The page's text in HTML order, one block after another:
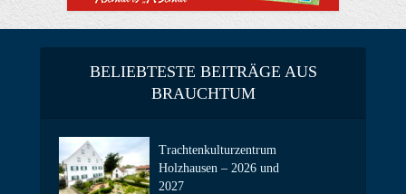
BELIEBTESTE BEITRÄGE AUS
BRAUCHTUM
Trachtenkulturzentrum
Holzhausen – 2026 und
2027